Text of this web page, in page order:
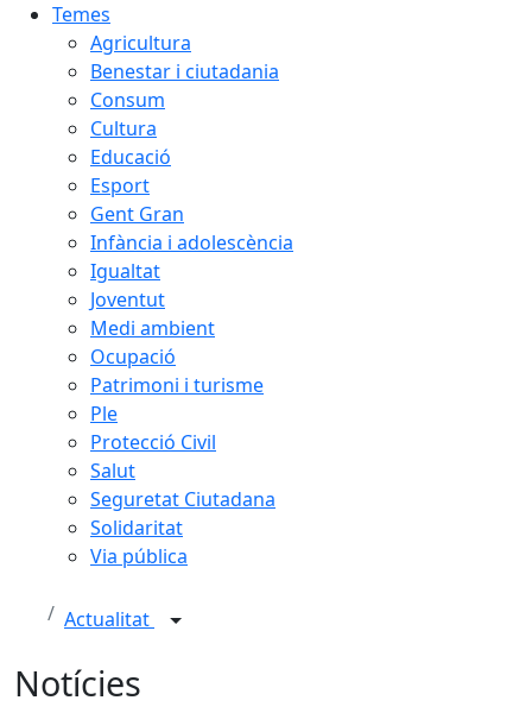
Temes
Agricultura
Benestar i ciutadania
Consum
Cultura
Educació
Esport
Gent Gran
Infància i adolescència
Igualtat
Joventut
Medi ambient
Ocupació
Patrimoni i turisme
Ple
Protecció Civil
Salut
Seguretat Ciutadana
Solidaritat
Via pública
Actualitat
Notícies